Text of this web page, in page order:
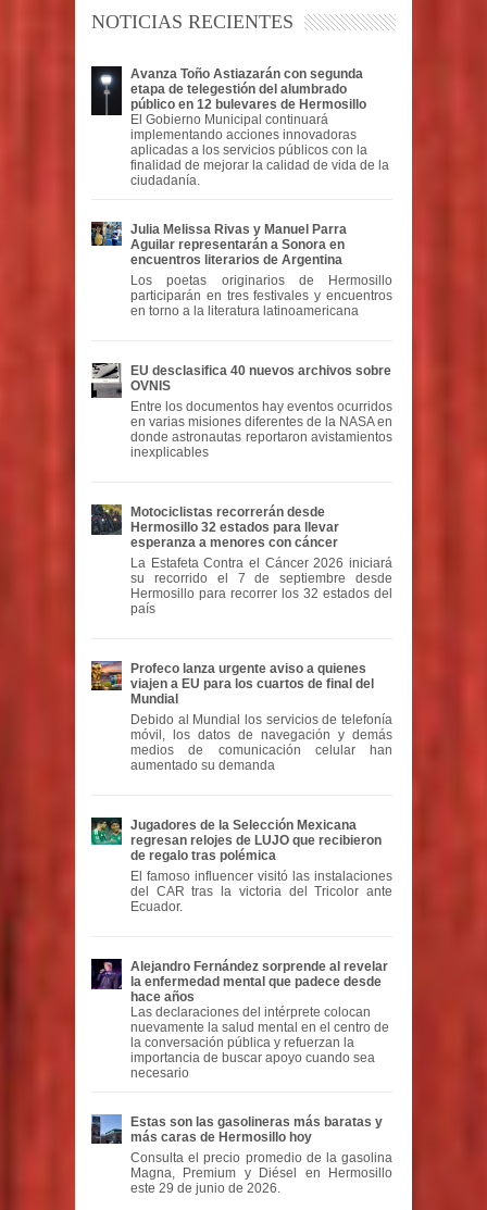
NOTICIAS RECIENTES
Avanza Toño Astiazarán con segunda
etapa de telegestión del alumbrado
público en 12 bulevares de Hermosillo
El Gobierno Municipal continuará
implementando acciones innovadoras
aplicadas a los servicios públicos con la
finalidad de mejorar la calidad de vida de la
ciudadanía.
Julia Melissa Rivas y Manuel Parra
Aguilar representarán a Sonora en
encuentros literarios de Argentina
Los poetas originarios de Hermosillo
participarán en tres festivales y encuentros
en torno a la literatura latinoamericana
EU desclasifica 40 nuevos archivos sobre
OVNIS
Entre los documentos hay eventos ocurridos
en varias misiones diferentes de la NASA en
donde astronautas reportaron avistamientos
inexplicables
Motociclistas recorrerán desde
Hermosillo 32 estados para llevar
esperanza a menores con cáncer
La Estafeta Contra el Cáncer 2026 iniciará
su recorrido el 7 de septiembre desde
Hermosillo para recorrer los 32 estados del
país
Profeco lanza urgente aviso a quienes
viajen a EU para los cuartos de final del
Mundial
Debido al Mundial los servicios de telefonía
móvil, los datos de navegación y demás
medios de comunicación celular han
aumentado su demanda
Jugadores de la Selección Mexicana
regresan relojes de LUJO que recibieron
de regalo tras polémica
El famoso influencer visitó las instalaciones
del CAR tras la victoria del Tricolor ante
Ecuador.
Alejandro Fernández sorprende al revelar
la enfermedad mental que padece desde
hace años
Las declaraciones del intérprete colocan
nuevamente la salud mental en el centro de
la conversación pública y refuerzan la
importancia de buscar apoyo cuando sea
necesario
Estas son las gasolineras más baratas y
más caras de Hermosillo hoy
Consulta el precio promedio de la gasolina
Magna, Premium y Diésel en Hermosillo
este 29 de junio de 2026.